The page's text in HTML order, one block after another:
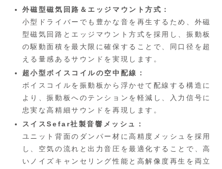
外磁型磁気回路＆エッジマウント方式：
小型ドライバーでも豊かな音を再生するため、外磁
型磁気回路とエッジマウント方式を採用し、振動板
の駆動面積を最大限に確保することで、同口径を超
える量感あるサウンドを実現します。
超小型ボイスコイルの空中配線：
ボイスコイルを振動板から浮かせて配線する構造に
より、振動板へのテンションを軽減し、入力信号に
忠実な高精細サウンドを再現します。
スイスSefar社製音響メッシュ：
ユニット背面のダンパー材に高精度メッシュを採用
し、空気の流れと出力音圧を最適化することで、高
いノイズキャンセリング性能と高解像度再生を両立